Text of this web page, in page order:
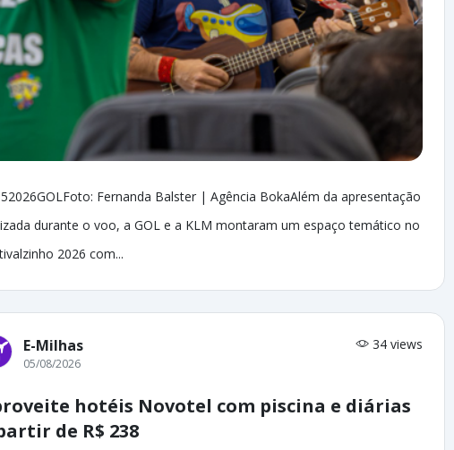
Fernanda Balster | Agência BokaAlém da apresentação
durante o voo, a GOL e a KLM montaram um espaço temático no
2026 com...
E-Milhas 34 views
05/08/2026
hotéis Novotel com piscina e diárias
de R$ 238